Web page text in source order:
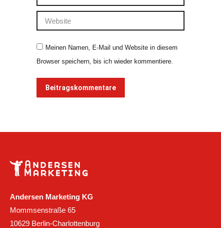
Website
Meinen Namen, E-Mail und Website in diesem
Browser speichern, bis ich wieder kommentiere.
Beitragskommentare
Andersen Marketing KG
Mommsenstraße 65
10629 Berlin-Charlottenburg